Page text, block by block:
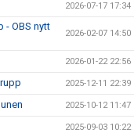
2026-07-17 17:34
- OBS nytt
2026-02-07 14:50
2026-01-22 22:56
2025-12-11 22:39
2025-10-12 11:47
2025-09-03 10:22